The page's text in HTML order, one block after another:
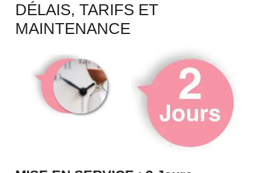
DÉLAIS, TARIFS ET
MAINTENANCE